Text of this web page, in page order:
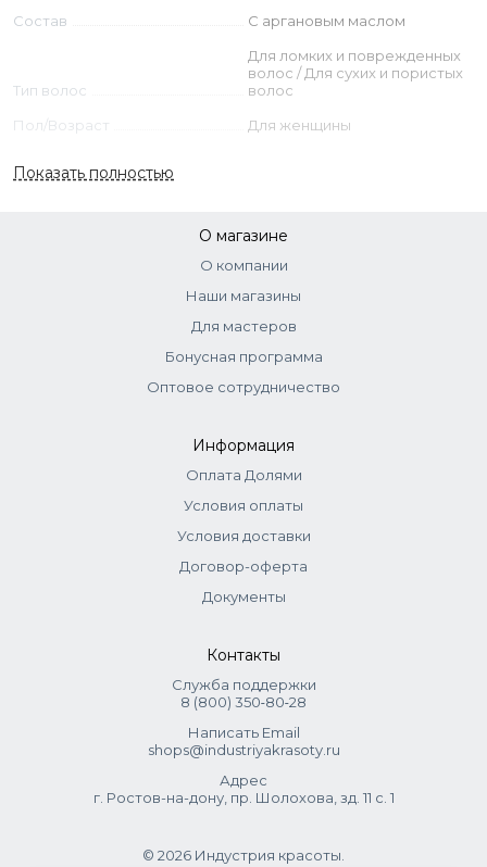
Arginine, Aspartic Acid, Pca, Peg-150 Distearate, Glycine,
Alanine, Serine, Parfum (Fragrance), Valine, Isoleucine,
Behentrimonium Methosulfate, Proline, Threonine, Sodium
Benzoate, Histidine, Phenylalanine, Potassium Sorbate.
Состав
С аргановым маслом
Тип волос
Для ломких и поврежденных
волос / Для сухих и пористых
волос
Пол/Возраст
Для женщины
Показать полностью
О магазине
О компании
Наши магазины
Для мастеров
Бонусная программа
Оптовое сотрудничество
Информация
Оплата Долями
Условия оплаты
Условия доставки
Договор-оферта
Документы
Контакты
Служба поддержки
8 (800) 350‑80‑28
Написать Email
shops@industriyakrasoty.ru
Адрес
г. Ростов-на-дону, пр. Шолохова, зд. 11 с. 1
© 2026 Индустрия красоты.